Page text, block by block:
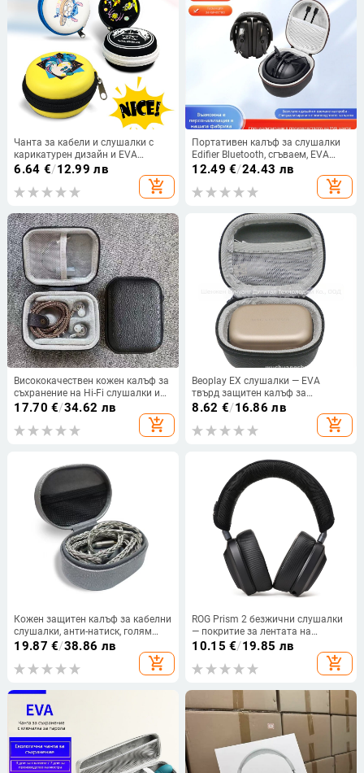
Чанта за кабели и слушалки с
карикатурен дизайн и EVA
опаковка
6.64 €/12.99 лв
add_shopping_cart
Портативен калъф за слушалки
Edifier Bluetooth, сгъваем, EVA
пяна, голям размер
12.49 €/24.43 лв
add_shopping_cart
Висококачествен кожен калъф за
съхранение на Hi-Fi слушалки и
тапи за уши, с цип, защитно
покритие, устойчив на падане и
натиск
17.70 €/34.62 лв
add_shopping_cart
Beoplay EX слушалки — EVA
твърд защитен калъф за
пътуване
8.62 €/16.86 лв
add_shopping_cart
Кожен защитен калъф за кабелни
слушалки, анти-натиск, голям
обем, за персонализиран модел,
19.87 €/38.86 лв
add_shopping_cart
ROG Prism 2 безжични слушалки
— покритие за лентата на
главата, защитна подложка за
мрежесто покритие с цип
10.15 €/19.85 лв
add_shopping_cart